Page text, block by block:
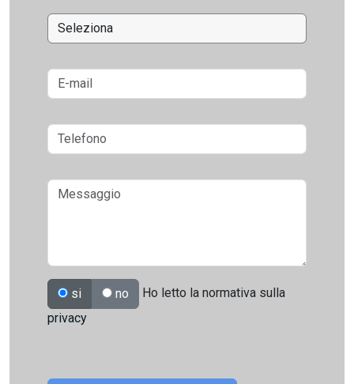
si no
Ho letto la normativa sulla
privacy